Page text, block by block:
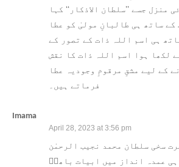
منزل جسے ’’سلطان الاذکار‘‘ کہا
کے ساتھ ہی طالبانِ مولیٰ کو عطا
ہی اسم اللہ ذات کے تصور کے
لکھا ہوا اسم اللہ ذات کا نقش
کے لیے مشقِ مرقومِ وجودیہ عطا
فرماتے ہیں۔
Imama
April 28, 2023 at 3:56 pm
سخی سلطان محمد نجیب الرحمٰن
ہی عمدہ انداز میں ابیات باھوؒ